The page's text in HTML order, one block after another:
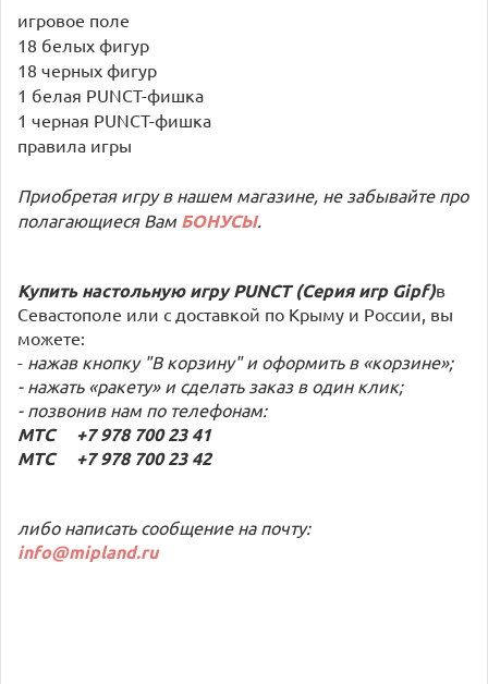
игровое поле
18 белых фигур
18 черных фигур
1 белая PUNCT-фишка
1 черная PUNCT-фишка
правила игры
Приобретая игру в нашем магазине, не забывайте про
полагающиеся Вам БОНУСЫ.
Купить настольную игруPUNCT (Серия игр Gipf)в
Севастополе или с доставкой по Крыму и России, вы
можете:
- нажав кнопку "В корзину" и оформить в «корзине»;
- нажать «ракету» и сделать заказ в один клик;
- позвонив нам по телефонам:
МТС +7 978 700 23 41
МТС +7 978 700 23 42
либо написать сообщение на почту:
info@mipland.ru